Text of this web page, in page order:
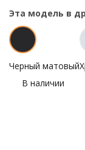
Эта модель в
Черный матовый
В наличии